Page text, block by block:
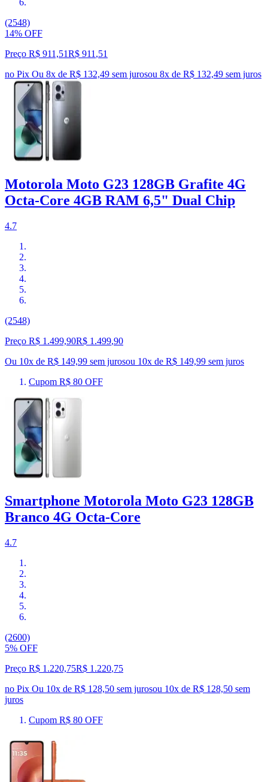
(2548)
14% OFF
Preço R$ 911,51R$ 911 ,51
no Pix Ou 8x de R$ 132,49 sem jurosou 8x de R$ 132,49 sem juros
Motorola Moto G23 128GB Grafite 4G
Octa-Core 4GB RAM 6,5" Dual Chip
4.7
(2548)
Preço R$ 1.499,90R$ 1.499,90
Ou 10x de R$ 149,99 sem jurosou 10x de R$ 149,99 sem juros
Cupom R$ 80 OFF
Smartphone Motorola Moto G23 128GB
Branco 4G Octa-Core
4.7
(2600)
5% OFF
Preço R$ 1.220,75R$ 1.220,75
no Pix Ou 10x de R$ 128,50 sem jurosou 10x de R$ 128,50 sem
juros
Cupom R$ 80 OFF